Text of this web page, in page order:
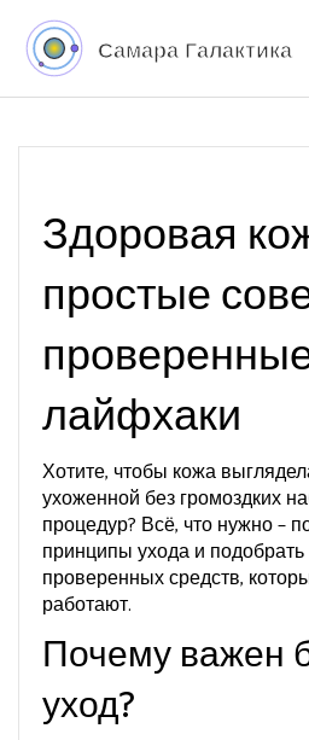
Здоровая
простые
лайфхаки
Хотите, чтобы кожа
ухоженной без громоздких
процедур? Всё, что нужно –
принципы ухода и подобрать
проверенных средств,
работают.
Почему важен
уход?